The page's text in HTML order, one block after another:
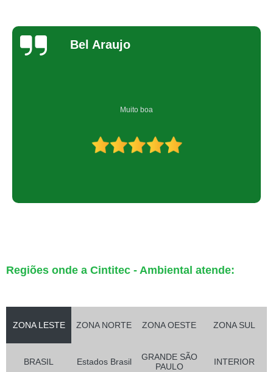
Bel Araujo
Muito boa
Regiões onde a Cintitec - Ambiental atende:
ZONA LESTE ZONA NORTE ZONA OESTE ZONA SUL
BRASIL Estados Brasil
GRANDE SÃO
PAULO
INTERIOR